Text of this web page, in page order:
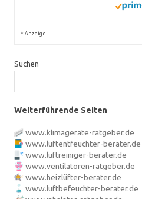
* Anzeige
Suchen
Weiterführende Seiten
www.klimageräte-ratgeber.de
www.luftentfeuchter-berater.de
www.luftreiniger-berater.de
www.ventilatoren-ratgeber.de
www.heizlüfter-berater.de
www.luftbefeuchter-berater.de